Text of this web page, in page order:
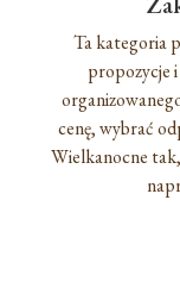
Ta kategoria
propozycje
cenę, wybrać
Wielkanocne